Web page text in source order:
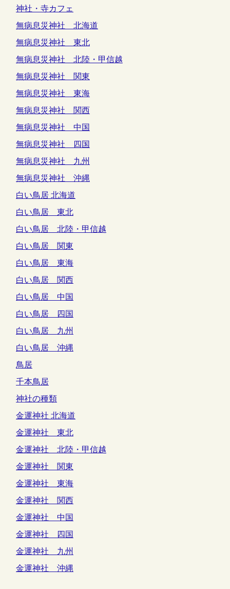
神社・寺カフェ
無病息災神社 北海道
無病息災神社 東北
無病息災神社 北陸・甲信越
無病息災神社 関東
無病息災神社 東海
無病息災神社 関西
無病息災神社 中国
無病息災神社 四国
無病息災神社 九州
無病息災神社 沖縄
白い鳥居 北海道
白い鳥居 東北
白い鳥居 北陸・甲信越
白い鳥居 関東
白い鳥居 東海
白い鳥居 関西
白い鳥居 中国
白い鳥居 四国
白い鳥居 九州
白い鳥居 沖縄
鳥居
千本鳥居
神社の種類
金運神社 北海道
金運神社 東北
金運神社 北陸・甲信越
金運神社 関東
金運神社 東海
金運神社 関西
金運神社 中国
金運神社 四国
金運神社 九州
金運神社 沖縄